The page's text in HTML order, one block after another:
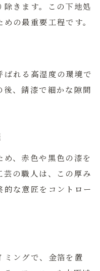
きます。この下地処
の最重要工程です。
れる高湿度の環境で
後、錆漆で細かな隙間
、赤色や黒色の漆を
の職人は、この厚み
な意匠をコントロー
ミングで、金箔を置